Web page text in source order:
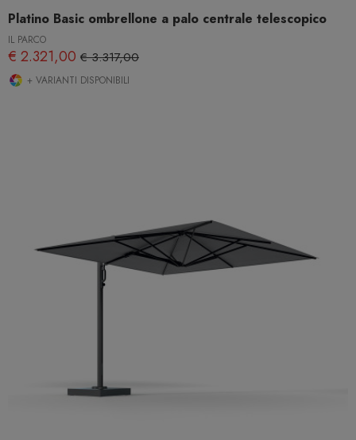
Platino Basic ombrellone a palo centrale telescopico
IL PARCO
€ 2.321,00 € 3.317,00
+ VARIANTI DISPONIBILI